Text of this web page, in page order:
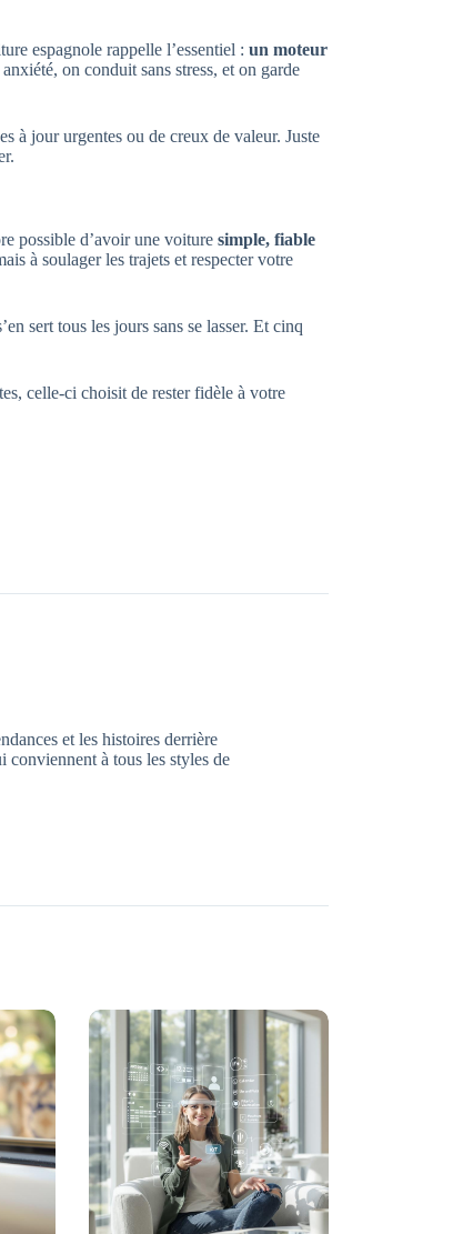
espagnole rappelle l’essentiel : un moteur
on conduit sans stress, et on garde
à jour urgentes ou de creux de valeur. Juste
possible d’avoir une voiture simple, fiable
à soulager les trajets et respecter votre
sert tous les jours sans se lasser. Et cinq
celle-ci choisit de rester fidèle à votre
et les histoires derrière
conviennent à tous les styles de